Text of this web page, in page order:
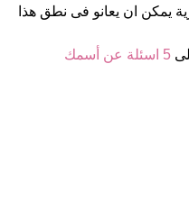
يمكن ان يعانو فى نطق هذا
5 اسئلة عن أسمك